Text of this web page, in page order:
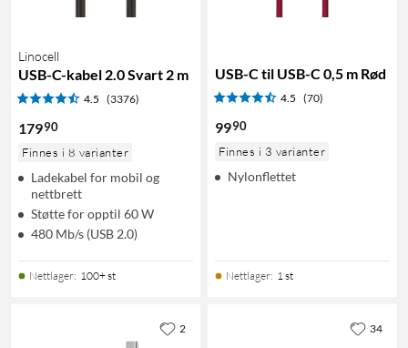
Linocell
USB-C-kabel 2.0 Svart 2 m
4.5 (3376)
17990
Finnes i 8 varianter
Ladekabel for mobil og
nettbrett
Støtte for opptil 60 W
480 Mb/s (USB 2.0)
Nettlager: 100+ st
USB-C til USB-C 0,5 m Rød
4.5 (70)
9990
Finnes i 3 varianter
Nylonflettet
Nettlager: 1 st
2 34